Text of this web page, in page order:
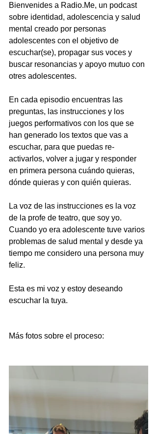
Bienvenides a Radio.Me, un podcast
sobre identidad, adolescencia y salud
mental creado por personas
adolescentes con el objetivo de
escuchar(se), propagar sus voces y
buscar resonancias y apoyo mutuo con
otres adolescentes.
En cada episodio encuentras las
preguntas, las instrucciones y los
juegos performativos con los que se
han generado los textos que vas a
escuchar, para que puedas re-
activarlos, volver a jugar y responder
en primera persona cuándo quieras,
dónde quieras y con quién quieras.
La voz de las instrucciones es la voz
de la profe de teatro, que soy yo.
Cuando yo era adolescente tuve varios
problemas de salud mental y desde ya
tiempo me considero una persona muy
feliz.
Esta es mi voz y estoy deseando
escuchar la tuya.
Más fotos sobre el proceso: